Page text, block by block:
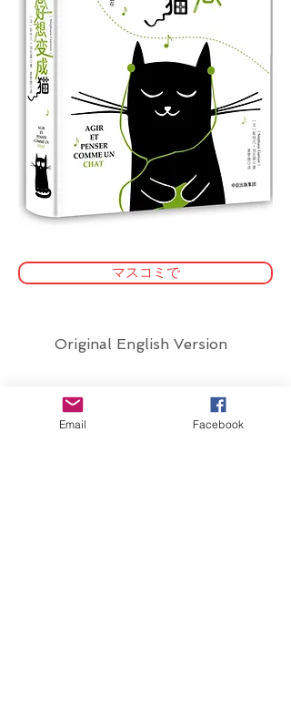
マスコミで
Original English Version
Email Facebook